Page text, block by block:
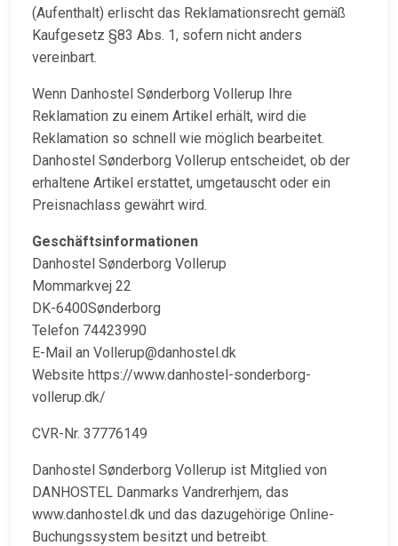
(Aufenthalt) erlischt das Reklamationsrecht gemäß
Kaufgesetz §83 Abs. 1, sofern nicht anders
vereinbart.
Wenn Danhostel Sønderborg Vollerup Ihre
Reklamation zu einem Artikel erhält, wird die
Reklamation so schnell wie möglich bearbeitet.
Danhostel Sønderborg Vollerup entscheidet, ob der
erhaltene Artikel erstattet, umgetauscht oder ein
Preisnachlass gewährt wird.
Geschäftsinformationen
Danhostel Sønderborg Vollerup
Mommarkvej 22
DK-6400Sønderborg
Telefon 74423990
E-Mail an Vollerup@danhostel.dk
Website https://www.danhostel-sonderborg-
vollerup.dk/
CVR-Nr. 37776149
Danhostel Sønderborg Vollerup ist Mitglied von
DANHOSTEL Danmarks Vandrerhjem, das
www.danhostel.dk und das dazugehörige Online-
Buchungssystem besitzt und betreibt.